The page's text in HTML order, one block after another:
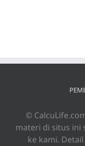
©
materi di situs ini
ke kami.